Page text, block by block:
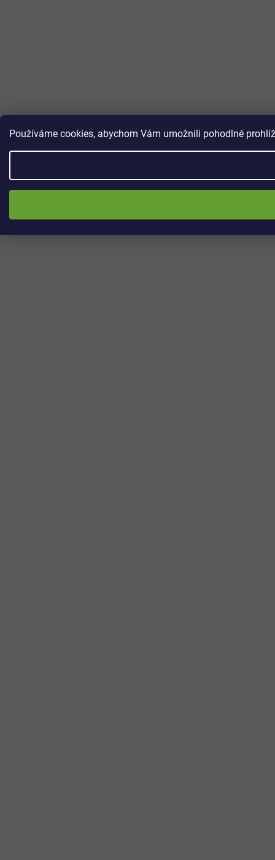
Používáme cookies, abychom Vám umožnili pohodlné